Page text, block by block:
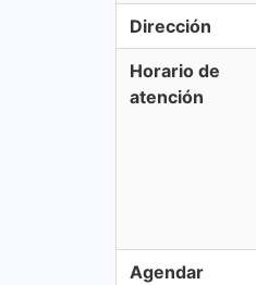
Dirección
Horario de
atención
Agendar